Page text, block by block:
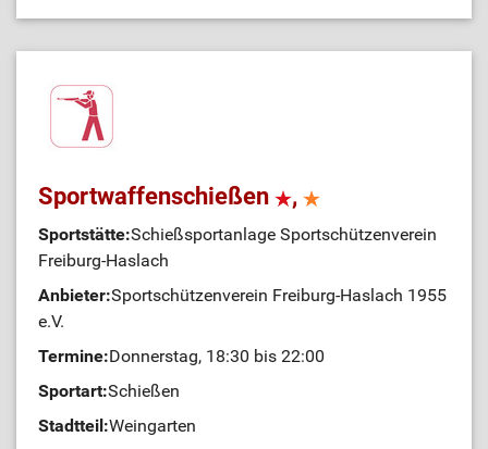
Sportwaffenschießen ,
Sportstätte:Schießsportanlage Sportschützenverein
Freiburg-Haslach
Anbieter:Sportschützenverein Freiburg-Haslach 1955
e.V.
Termine:Donnerstag, 18:30 bis 22:00
Sportart:Schießen
Stadtteil:Weingarten